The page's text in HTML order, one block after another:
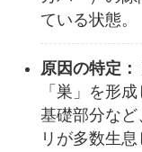
ている状態。
原因の特定：
「巣」を形
基礎部分な
リが多数生息